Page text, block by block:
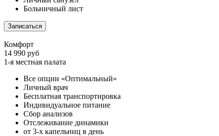
Больничный лист
Записаться
Комфорт
14 990 руб
1-я местная палата
Все опции «Оптимальный»
Личный врач
Бесплатная транспортировка
Индивидуальное питание
Сбор анализов
Отслеживание динамики
от 3-х капельниц в день